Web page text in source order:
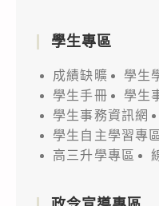
學生專區
成績缺曠
學生
學生手冊
學生
學生事務資訊網
學生自主學習專區
高三升學專區